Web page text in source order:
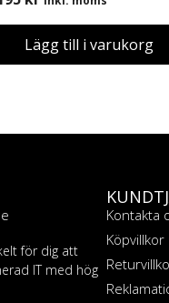
Lägg till i varukorg
för dig att
IT med hög
Kontakta
Köpvillkor